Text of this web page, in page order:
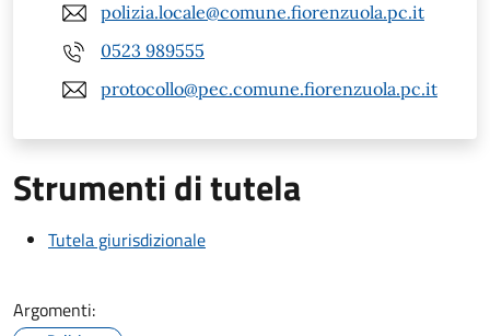
polizia.locale@comune.fiorenzuola.pc.it
0523 989555
protocollo@pec.comune.fiorenzuola.pc.it
Strumenti di tutela
Tutela giurisdizionale
Argomenti: